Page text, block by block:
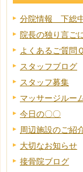
分院情報 下総
院長の独り言ご
よくあるご質問
スタッフブログ
スタッフ募集
マッサージルー
今日の〇〇
周辺施設のご紹
大切なお知らせ
接骨院ブログ